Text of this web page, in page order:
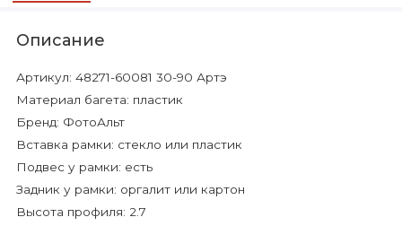
Описание
Артикул: 48271-60081 30-90 Артэ
Материал багета: пластик
Бренд: ФотоАльт
Вставка рамки: стекло или пластик
Подвес у рамки: есть
Задник у рамки: оргалит или картон
Высота профиля: 2.7